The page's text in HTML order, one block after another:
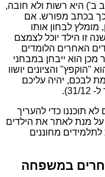
ב') היא רשות ולא חובה,
כך בכתב מפורש. אם
לבחון אותו
זו הילד יוכל לצמצם
האחרים הלומדים
הוא ייבחן במבחני
והציונים יושוו
לבכם, יהיה עליכם
תוכננו כדי להעריך
על מנת לאתר את הילדים
לתלמידים מחוננים
במשפחה